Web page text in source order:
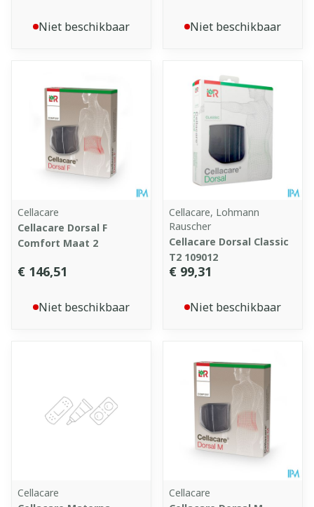
Niet beschikbaar Niet beschikbaar
Cellacare
Cellacare Dorsal F
Comfort Maat 2
€ 146,51
Niet beschikbaar
Cellacare, Lohmann
Rauscher
Cellacare Dorsal Classic
T2 109012
€ 99,31
Niet beschikbaar
Cellacare
Cellacare